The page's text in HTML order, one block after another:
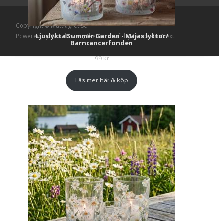
Ljuslykta Summer Garden - Majas lyktor/
Barncancerfonden
99kr
Läs mer här & köp
Copyright © Mattlagret.se
Powered by WordPress, Themei-craftby TemplatesNext.